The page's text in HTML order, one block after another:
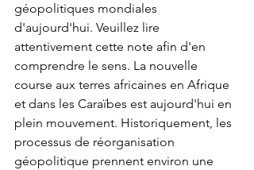
géopolitiques mondiales
d'aujourd'hui. Veuillez lire
attentivement cette note afin d'en
comprendre le sens. La nouvelle
course aux terres africaines en Afrique
et dans les Caraïbes est aujourd'hui en
plein mouvement. Historiquement, les
processus de réorganisation
géopolitique prennent environ une